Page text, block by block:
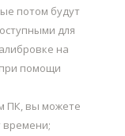
потом будут
для
на
помощи
ПК, вы можете
времени;